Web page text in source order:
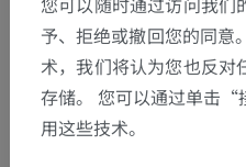
底层结构：
骨盆带联合
耻骨联合
予、拒绝或撤回您的同意
术，我们将认为您也反
存储。 您可以通过单击
用这些技术。